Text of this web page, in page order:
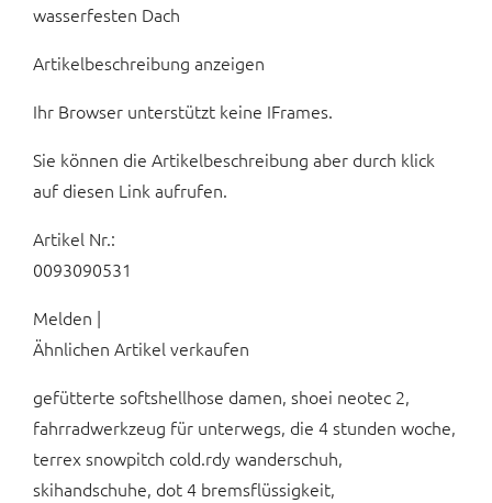
wasserfesten Dach
Artikelbeschreibung anzeigen
Ihr Browser unterstützt keine IFrames.
Sie können die Artikelbeschreibung aber durch klick
auf diesen Link aufrufen.
Artikel Nr.:
0093090531
Melden |
Ähnlichen Artikel verkaufen
gefütterte softshellhose damen, shoei neotec 2,
fahrradwerkzeug für unterwegs, die 4 stunden woche,
terrex snowpitch cold.rdy wanderschuh,
skihandschuhe, dot 4 bremsflüssigkeit,